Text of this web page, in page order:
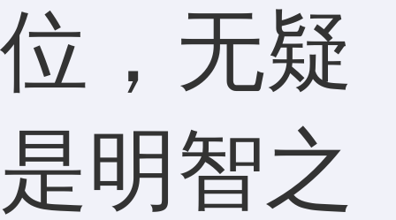
位，无疑
是明智之